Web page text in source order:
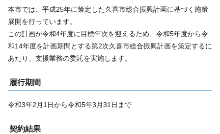
本市では、平成25年に策定した久喜市総合振興計画に基づく施策
展開を行っています。
この計画が令和4年度に目標年次を迎えるため、令和5年度から令
和14年度を計画期間とする第2次久喜市総合振興計画を策定するに
あたり、支援業務の委託を実施します。
履行期間
令和3年2月1日から令和5年3月31日まで
契約結果